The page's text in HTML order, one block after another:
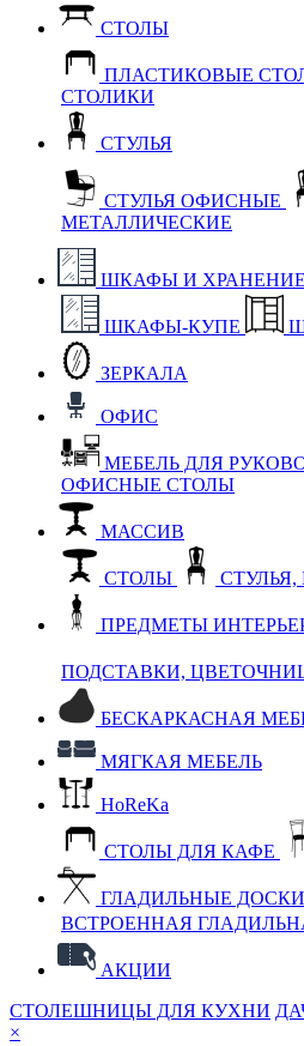
СТОЛЫ
ПЛАСТИКОВЫЕ
СТОЛИКИ
СТУЛЬЯ
СТУЛЬЯ ОФИСНЫЕ
МЕТАЛЛИЧЕСКИЕ
ШКАФЫ И ХРАНЕНИЕ
ШКАФЫ-КУПЕ
ЗЕРКАЛА
ОФИС
МЕБЕЛЬ ДЛЯ
ОФИСНЫЕ СТОЛЫ
МАССИВ
СТОЛЫ
ПРЕДМЕТЫ
ПОДСТАВКИ,
БЕСКАРКАСНАЯ
МЯГКАЯ МЕБЕЛЬ
HoReKa
СТОЛЫ ДЛЯ КАФЕ
ГЛАДИЛЬНЫЕ ДОСКИ
ВСТРОЕННАЯ
АКЦИИ
СТОЛЕШНИЦЫ ДЛЯ КУХНИ
×